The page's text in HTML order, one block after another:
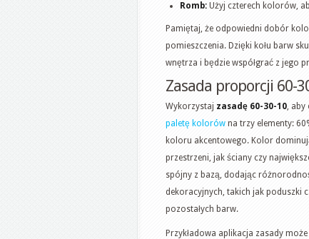
Romb: Użyj czterech kolorów,
Pamiętaj, że odpowiedni dobór
pomieszczenia. Dzięki kołu barw
wnętrza i będzie współgrać z jego
Zasada proporcji 60-
Wykorzystaj zasadę 60-30-10, aby
paletę kolorów na trzy elementy:
koloru akcentowego. Kolor
przestrzeni, jak ściany czy
spójny z bazą, dodając
dekoracyjnych, takich jak poduszki
pozostałych barw.
Przykładowa aplikacja zasady